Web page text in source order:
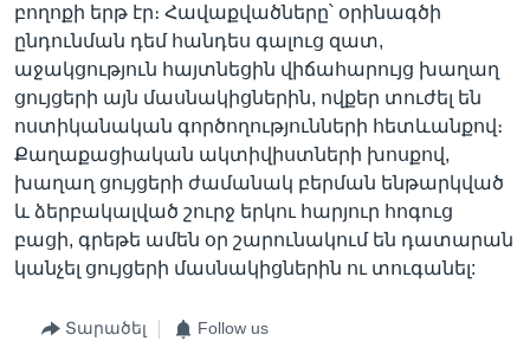
բողոքի երթ էր։ Հավաքվածները՝ օրինագծի
ընդունման դեմ հանդես գալուց զատ,
աջակցություն հայտնեցին վիճահարույց խաղաղ
ցույցերի այն մասնակիցներին, ովքեր տուժել են
ոստիկանական գործողությունների հետևանքով։
Քաղաքացիական ակտիվիստների խոսքով,
խաղաղ ցույցերի ժամանակ բերման ենթարկված
և ձերբակալված շուրջ երկու հարյուր հոգուց
բացի, գրեթե ամեն օր շարունակում են դատարան
կանչել ցույցերի մասնակիցներին ու տուգանել:
Տարածել Follow us